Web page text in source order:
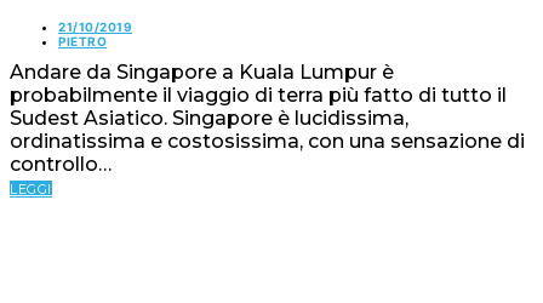
21/10/2019
PIETRO
Andare da Singapore a Kuala Lumpur è
probabilmente il viaggio di terra più fatto di tutto il
Sudest Asiatico. Singapore è lucidissima,
ordinatissima e costosissima, con una sensazione di
controllo…
LEGGI